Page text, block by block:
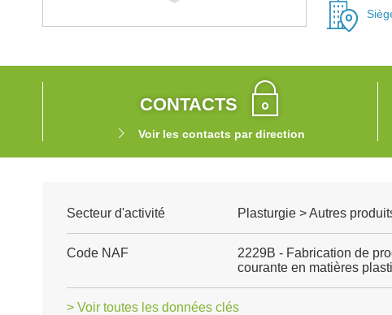
CONTACTS
Voir les contacts par direction
Secteur d'activité Plasturgie > Autres
Code NAF
2229B - Fabrication de
courante en matières
> Voir toutes les données clés